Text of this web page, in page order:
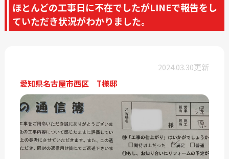
ほとんどの工事日に不在でしたがLINEで報告をし
ていただき状況がわかりました。
2024.03.30更新
愛知県名古屋市西区 T様邸